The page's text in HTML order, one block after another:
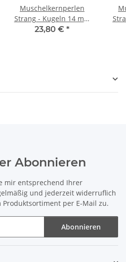
Muschelkernperlen
Strang - Kugeln 14 mm
grau, Länge 40 cm /1199
23,80 € *
Abonnieren
mir entsprechend Ihrer
und jederzeit widerruflich
per E-Mail zu.
Abonnieren